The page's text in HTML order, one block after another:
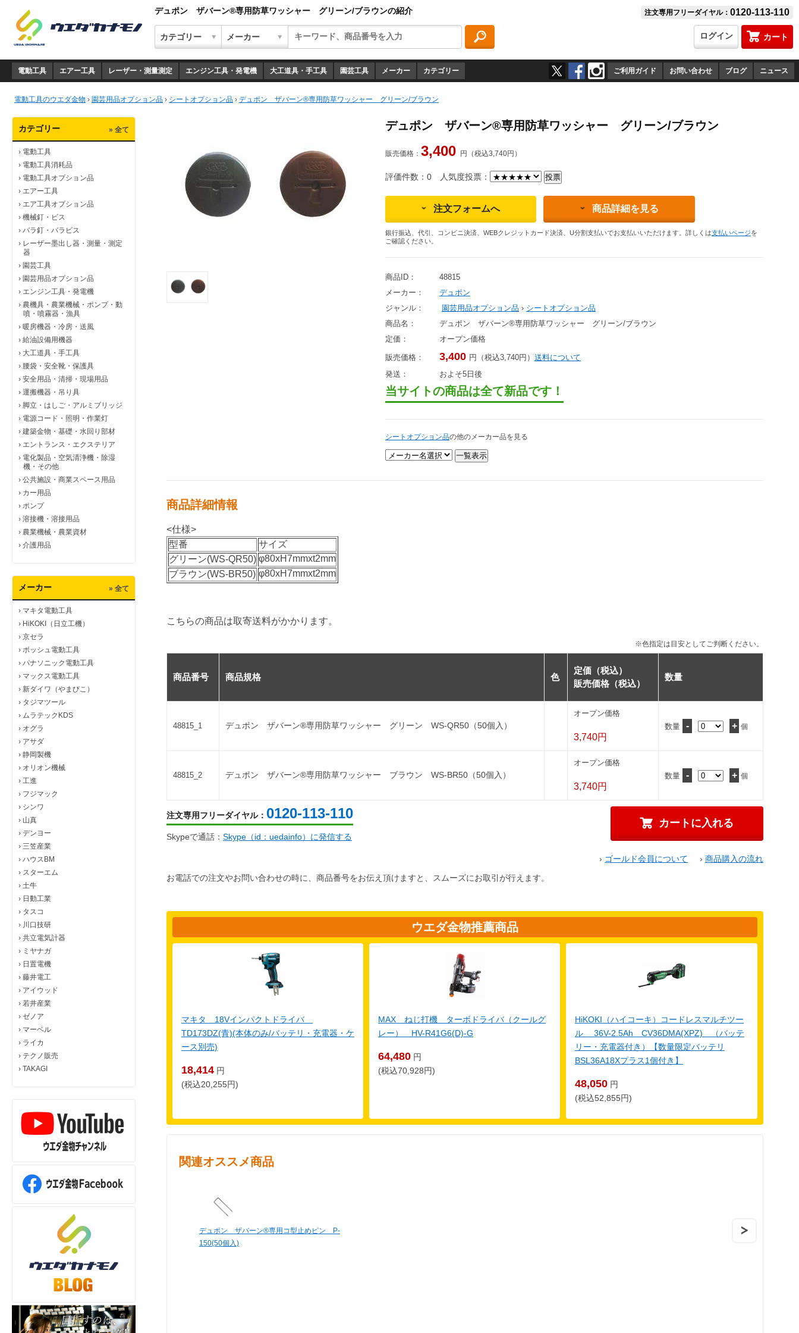
デュポン ザバーン®専用防草ワッシャー グリーン/ブラウンの紹介 注文専用フリーダイヤル： 0120-113-110
カート
ログイン
電動工具 エアー工具 レーザー・測量測定 エンジン工具・発電機 大工道具・手工具 園芸工具 メーカー カテゴリー ご利用ガイド お問い合わせ ブログ ニュース
電動工具のウエダ金物 › 園芸用品オプション品 › シートオプション品 › デュポン ザバーン®専用防草ワッシャー グリーン/ブラウン
カテゴリー » 全て
› 電動工具
› 電動工具消耗品
› 電動工具オプション品
› エアー工具
› エア工具オプション品
› 機械釘・ビス
› バラ釘・バラビス
› レーザー墨出し器・測量・測定
器
› 園芸工具
› 園芸用品オプション品
› エンジン工具・発電機
› 農機具・農業機械・ポンプ・動
噴・噴霧器・漁具
› 暖房機器・冷房・送風
› 給油設備用機器
› 大工道具・手工具
› 腰袋・安全靴・保護具
› 安全用品・清掃・現場用品
› 運搬機器・吊り具
› 脚立・はしご・アルミブリッジ
› 電源コード・照明・作業灯
› 建築金物・基礎・水回り部材
› エントランス・エクステリア
› 電化製品・空気清浄機・除湿
機・その他
› 公共施設・商業スペース用品
› カー用品
› ポンプ
› 溶接機・溶接用品
› 農業機械・農業資材
› 介護用品
メーカー » 全て
› マキタ電動工具
› HiKOKI（日立工機）
› 京セラ
› ボッシュ電動工具
› パナソニック電動工具
› マックス電動工具
› 新ダイワ（やまびこ）
› タジマツール
› ムラテックKDS
› オグラ
› アサダ
› 静岡製機
› オリオン機械
› 工進
› フジマック
› シンワ
› 山真
› デンヨー
› 三笠産業
› ハウスBM
› スターエム
› 土牛
› 日動工業
› タスコ
› 川口技研
› 共立電気計器
› ミヤナガ
› 日置電機
› 藤井電工
› アイウッド
› 若井産業
› ゼノア
› マーベル
› ライカ
› テクノ販売
› TAKAGI
デュポン ザバーン®専用防草ワッシャー グリーン/ブラウン
販売価格： 3,400 円（税込3,740円）
評価件数：0 人気度投票：
注文フォームへ 商品詳細を見る
銀行振込、代引、コンビニ決済、WEBクレジットカード決済、U分割支払いでお支払いいただけます。詳しくは支払いページを
ご確認ください。
商品ID：
48815
メーカー：
デュポン
ジャンル：
園芸用品オプション品 › シートオプション品
商品名：
デュポン ザバーン®専用防草ワッシャー グリーン/ブラウン
定価：
オープン価格
販売価格： 3,400 円（税込3,740円） 送料について
発送：
およそ5日後
当サイトの商品は全て新品です！
シートオプション品の他のメーカー品を見る
商品詳細情報
<仕様>
型番
サイズ
グリーン(WS-QR50) φ80xH7mmxt2mm
ブラウン(WS-BR50) φ80xH7mmxt2mm
こちらの商品は取寄送料がかかります。
※色指定は目安としてご判断ください。
商品番号 商品規格 色
定価（税込）
販売価格（税込）
数量
48815_1 デュポン ザバーン®専用防草ワッシャー グリーン WS-QR50（50個入）
オープン価格
3,740円
数量 - + 個
48815_2 デュポン ザバーン®専用防草ワッシャー ブラウン WS-BR50（50個入）
オープン価格
3,740円
数量 - + 個
› ゴールド会員について › 商品購入の流れ
注文専用フリーダイヤル： 0120-113-110
Skypeで通話： Skype（id：uedainfo）に発信する
お電話での注文やお問い合わせの時に、商品番号をお伝え頂けますと、スムーズにお取引が行えます。
ウエダ金物推薦商品
マキタ 18Vインパクトドライバ
TD173DZ(青)(本体のみ/バッテリ・充電器・ケ
ース別売)
18,414 円
(税込20,255円)
MAX ねじ打機 ターボドライバ（クールグ
レー） HV-R41G6(D)-G
64,480 円
(税込70,928円)
HiKOKI（ハイコーキ）コードレスマルチツー
ル 36V-2.5Ah CV36DMA(XPZ) （バッテ
リー・充電器付き）【数量限定バッテリ
BSL36A18Xプラス1個付き】
48,050 円
(税込52,855円)
関連オススメ商品
デュポン ザバーン®専用コ型止めピン P-
150(50個入)